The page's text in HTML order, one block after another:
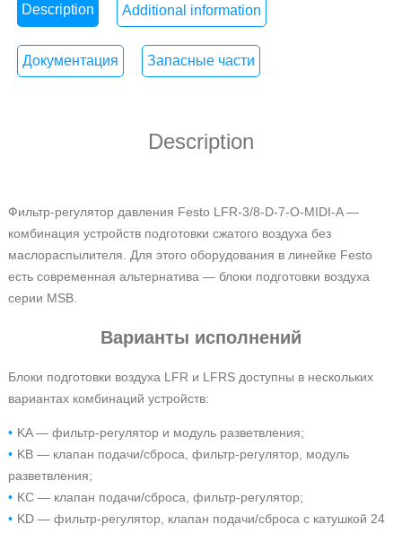
Description Additional information
Документация Запасные части
Description
Фильтр-регулятор давления Festo LFR-3/8-D-7-O-MIDI-A—
комбинация устройств подготовки сжатого воздуха без
маслораспылителя. Для этого оборудования в линейке Festo
есть современная альтернатива — блоки подготовки воздуха
серии MSB.
Варианты исполнений
Блоки подготовки воздуха LFR и LFRS доступны в нескольких
вариантах комбинаций устройств:
KA — фильтр-регулятор и модуль разветвления;
KB — клапан подачи/сброса, фильтр-регулятор, модуль
разветвления;
KC — клапан подачи/сброса, фильтр-регулятор;
KD — фильтр-регулятор, клапан подачи/сброса с катушкой 24